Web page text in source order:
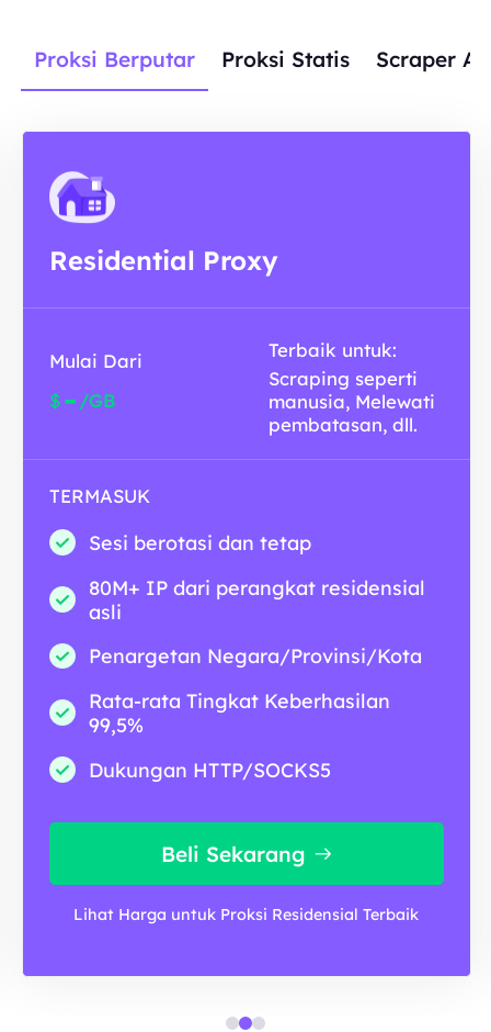
Proksi Berputar Proksi Statis Scraper
Residential Proxy
Mulai Dari
$-/GB
Terbaik untuk:
Scraping seperti
manusia, Melewati
pembatasan, dll.
TERMASUK
Sesi berotasi dan tetap
80M+ IP dari perangkat residensial
asli
Penargetan Negara/Provinsi/Kota
Rata-rata Tingkat Keberhasilan
99,5%
Dukungan HTTP/SOCKS5
Beli Sekarang
Lihat Harga untuk Proksi Residensial Terbaik